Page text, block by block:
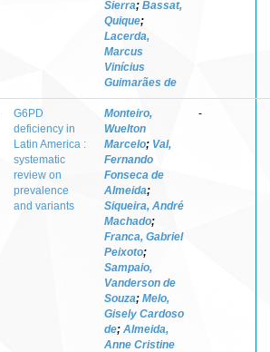
Sierra; Bassat,
Quique;
Lacerda,
Marcus
Vinícius
Guimarães de
G6PD
deficiency in
Latin America :
systematic
review on
prevalence
and variants
Monteiro,
Wuelton
Marcelo; Val,
Fernando
Fonseca de
Almeida;
Siqueira, André
Machado;
Franca, Gabriel
Peixoto;
Sampaio,
Vanderson de
Souza; Melo,
Gisely Cardoso
de; Almeida,
Anne Cristine
-